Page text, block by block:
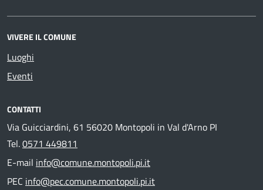
VIVERE IL COMUNE
Luoghi
Eventi
CONTATTI
Via Guicciardini, 61 56020 Montopoli in Val d'Arno PI
Tel.0571 449811
E-mail info@comune.montopoli.pi.it
PEC info@pec.comune.montopoli.pi.it